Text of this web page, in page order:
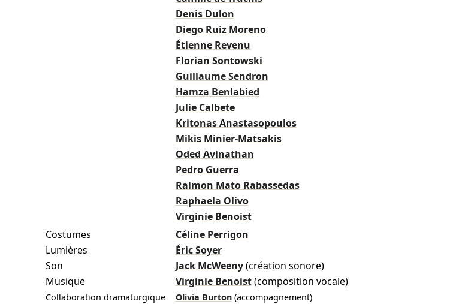
Denis Dulon
Diego Ruiz Moreno
Étienne Revenu
Florian Sontowski
Guillaume Sendron
Hamza Benlabied
Julie Calbete
Kritonas Anastasopoulos
Mikis Minier-Matsakis
Oded Avinathan
Pedro Guerra
Raimon Mato Rabassedas
Raphaela Olivo
Virginie Benoist
Costumes
Céline Perrigon
Lumières
Éric Soyer
Son
Jack McWeeny (création sonore)
Musique
Virginie Benoist (composition vocale)
Collaboration dramaturgique Olivia Burton (accompagnement)